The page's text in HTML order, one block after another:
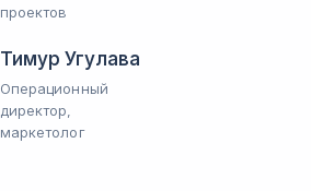
проектов
Тимур Угулава
Операционный
директор,
маркетолог